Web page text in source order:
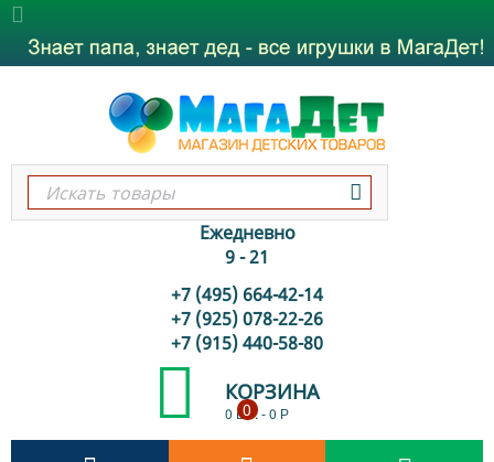
Ежедневно
9 - 21
+7 (495) 664-42-14
+7 (925) 078-22-26
+7 (915) 440-58-80
КОРЗИНА
0 шт.-0 Р
0